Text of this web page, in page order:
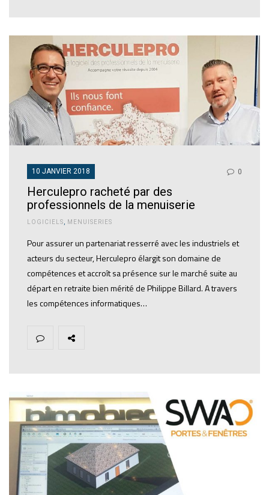
10 JANVIER 2018 0
Herculepro racheté par des
professionnels de la menuiserie
LOGICIELS MENUISERIES
Pour assurer un partenariat resserré avec les industriels et
acteurs du secteur, Herculepro élargit son domaine de
compétences et accroît sa présence sur le marché suite au
départ en retraite bien mérité de Philippe Billard. A travers
les compétences informatiques…